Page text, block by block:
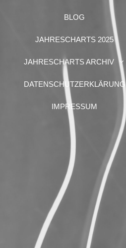
BLOG
JAHRESCHARTS 2025
JAHRESCHARTS ARCHIV
DATENSCHUTZERKLÄRUNG
IMPRESSUM